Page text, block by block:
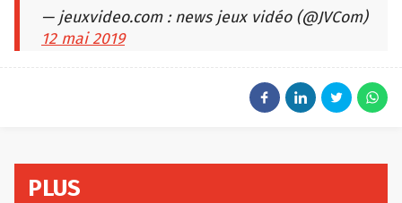
— jeuxvideo.com : news jeux vidéo (@JVCom)
12 mai 2019
PLUS